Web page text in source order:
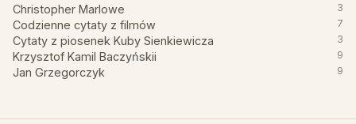
Christopher Marlowe 3
Codzienne cytaty z filmów 7
Cytaty z piosenek Kuby Sienkiewicza 3
Krzysztof Kamil Baczyńskii 9
Jan Grzegorczyk 9